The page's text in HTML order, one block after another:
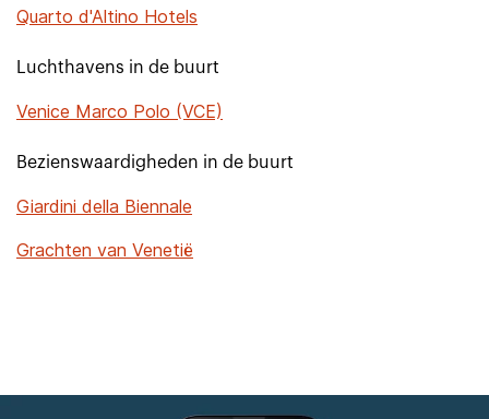
Quarto d'Altino Hotels
Luchthavens in de buurt
Venice Marco Polo (VCE)
Bezienswaardigheden in de buurt
Giardini della Biennale
Grachten van Venetië